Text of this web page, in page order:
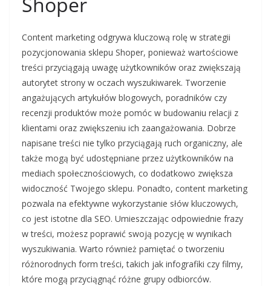
Content marketing odgrywa kluczową rolę w strategii
pozycjonowania sklepu Shoper, ponieważ wartościowe
treści przyciągają uwagę użytkowników oraz zwiększają
autorytet strony w oczach wyszukiwarek. Tworzenie
angażujących artykułów blogowych, poradników czy
recenzji produktów może pomóc w budowaniu relacji z
klientami oraz zwiększeniu ich zaangażowania. Dobrze
napisane treści nie tylko przyciągają ruch organiczny, ale
także mogą być udostępniane przez użytkowników na
mediach społecznościowych, co dodatkowo zwiększa
widoczność Twojego sklepu. Ponadto, content marketing
pozwala na efektywne wykorzystanie słów kluczowych,
co jest istotne dla SEO. Umieszczając odpowiednie frazy
w treści, możesz poprawić swoją pozycję w wynikach
wyszukiwania. Warto również pamiętać o tworzeniu
różnorodnych form treści, takich jak infografiki czy filmy,
które mogą przyciągnąć różne grupy odbiorców.